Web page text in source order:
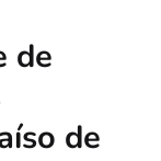
de
de